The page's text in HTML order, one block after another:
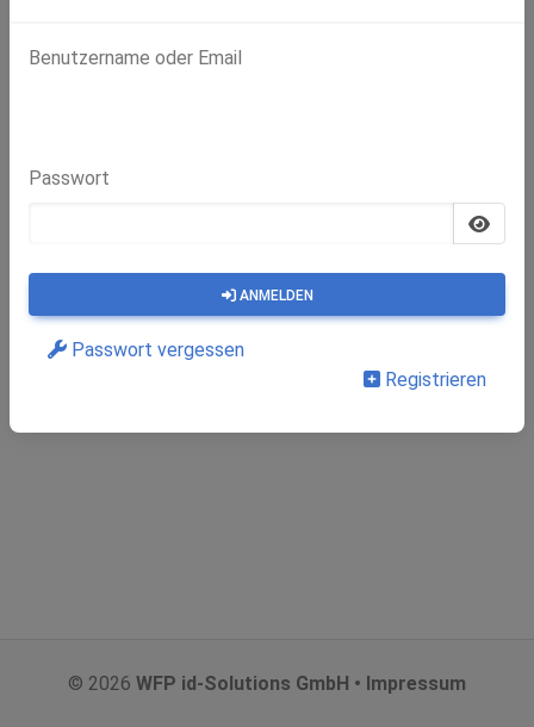
Benutzername oder Email
Passwort
ANMELDEN
Passwort vergessen
Registrieren
© 2026 WFP id-Solutions GmbH • Impressum